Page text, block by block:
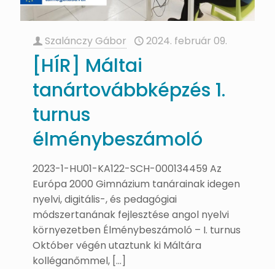
Szalánczy Gábor 2024. február 09.
[HÍR] Máltai
tanártovábbképzés 1.
turnus
élménybeszámoló
2023-1-HU01-KA122-SCH-000134459 Az
Európa 2000 Gimnázium tanárainak idegen
nyelvi, digitális-, és pedagógiai
módszertanának fejlesztése angol nyelvi
környezetben Élménybeszámoló – I. turnus
Október végén utaztunk ki Máltára
kolléganőmmel, […]